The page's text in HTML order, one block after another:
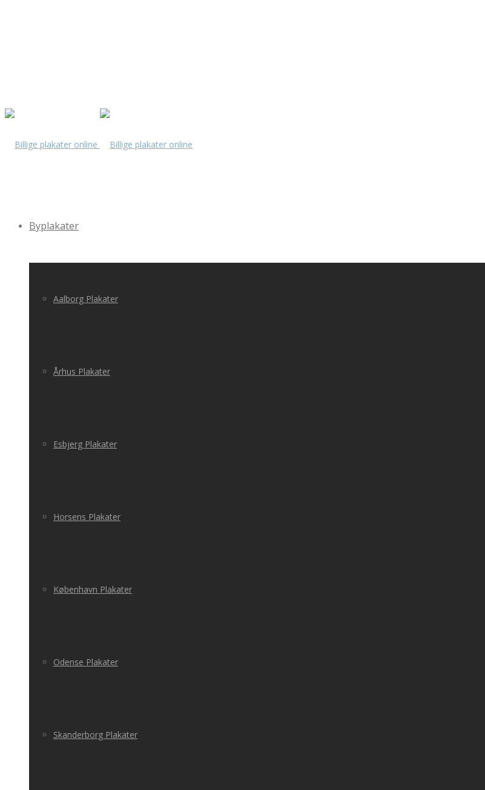
Byplakater
Aalborg Plakater
Århus Plakater
Esbjerg Plakater
Horsens Plakater
København Plakater
Odense Plakater
Skanderborg Plakater